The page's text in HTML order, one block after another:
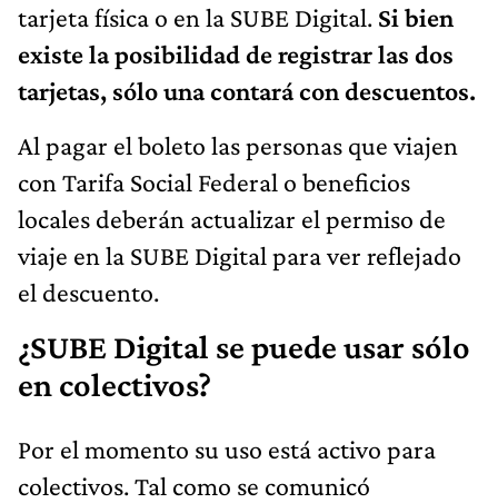
tarjeta física o en la SUBE Digital. Si bien
existe la posibilidad de registrar las dos
tarjetas, sólo una contará con descuentos.
Al pagar el boleto las personas que viajen
con Tarifa Social Federal o beneficios
locales deberán actualizar el permiso de
viaje en la SUBE Digital para ver reflejado
el descuento.
¿SUBE Digital se puede usar sólo
en colectivos?
Por el momento su uso está activo para
colectivos. Tal como se comunicó